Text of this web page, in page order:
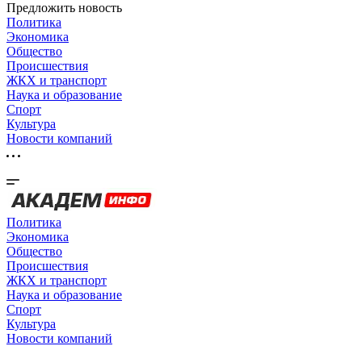
Предложить новость
Политика
Экономика
Общество
Происшествия
ЖКХ и транспорт
Наука и образование
Спорт
Культура
Новости компаний
Политика
Экономика
Общество
Происшествия
ЖКХ и транспорт
Наука и образование
Спорт
Культура
Новости компаний